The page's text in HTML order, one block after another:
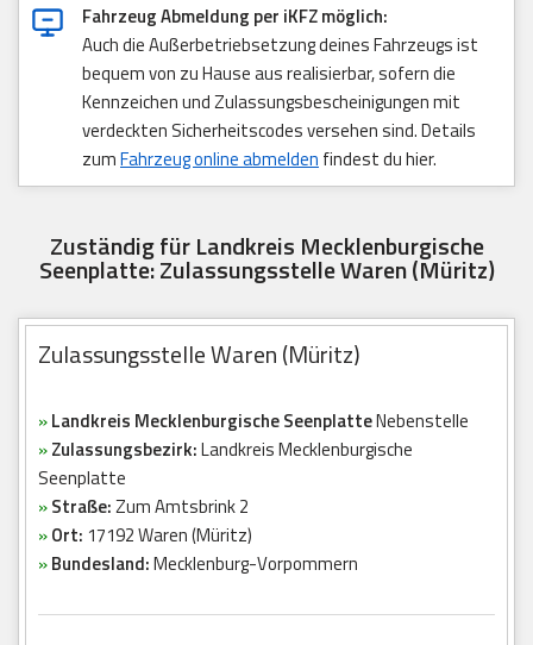
Fahrzeug Abmeldung per iKFZ möglich:
Auch die Außerbetriebsetzung deines Fahrzeugs ist
bequem von zu Hause aus realisierbar, sofern die
Kennzeichen und Zulassungsbescheinigungen mit
verdeckten Sicherheitscodes versehen sind. Details
zumFahrzeug online abmelden findest du hier.
Zuständig für Landkreis Mecklenburgische
Seenplatte: Zulassungsstelle Waren (Müritz)
Zulassungsstelle Waren (Müritz)
»Landkreis Mecklenburgische SeenplatteNebenstelle
»Zulassungsbezirk:Landkreis Mecklenburgische
Seenplatte
»Straße:Zum Amtsbrink 2
»Ort: 17192 Waren (Müritz)
»Bundesland:Mecklenburg-Vorpommern